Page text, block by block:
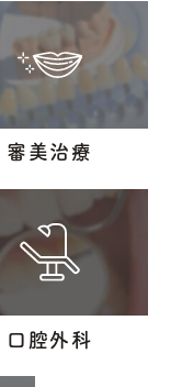
審美治療
口腔外科